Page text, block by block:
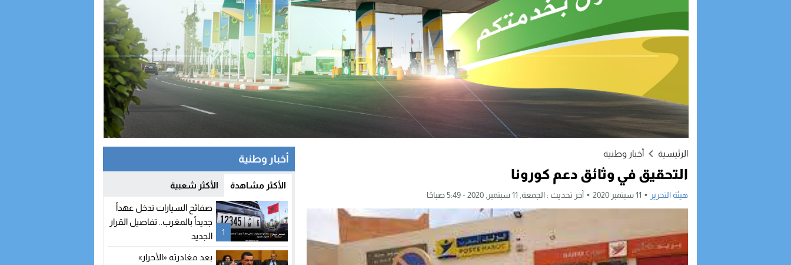
الرئيسية أخبار وطنية
التحقيق في وثائق دعم كورونا
هيئة التحرير 11 سبتمبر 2020 آخر تحديث : الجمعة, 11 سبتمبر, 2020 - 5:49 صباحًا
أخبار وطنية
الأكثر مشاهدة الأكثر شعبية
1
صفائح السيارات تدخل عهداً
جديداً بالمغرب.. تفاصيل القرار
الجديد
بعد مغادرته «الأحرار»